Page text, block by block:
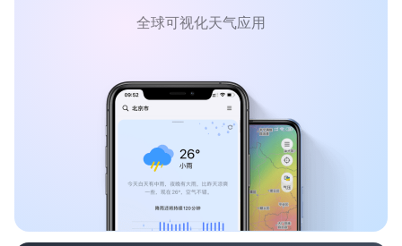
全球可视化天气应用